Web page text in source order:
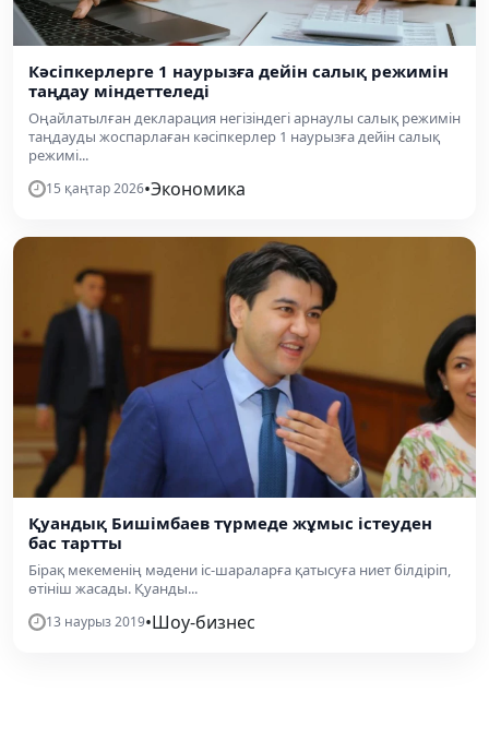
Кәсіпкерлерге 1 наурызға дейін салық режимін
таңдау міндеттеледі
Оңайлатылған декларация негізіндегі арнаулы салық режимін
таңдауды жоспарлаған кәсіпкерлер 1 наурызға дейін салық
режимі...
15 қаңтар 2026•Экономика
Қуандық Бишімбаев түрмеде жұмыс істеуден
бас тартты
Бірақ мекеменің мәдени іс-шараларға қатысуға ниет білдіріп,
өтініш жасады. Қуанды...
13 наурыз 2019•Шоу-бизнес